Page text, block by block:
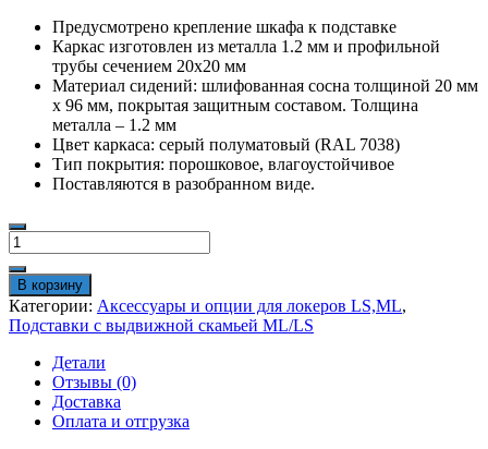
Предусмотрено крепление шкафа к подставке
Каркас изготовлен из металла 1.2 мм и профильной
трубы сечением 20х20 мм
Материал сидений: шлифованная сосна толщиной 20 мм
х 96 мм, покрытая защитным составом. Толщина
металла – 1.2 мм
Цвет каркаса: серый полуматовый (RAL 7038)
Тип покрытия: порошковое, влагоустойчивое
Поставляются в разобранном виде.
Количество
товара
Подставка
ML/LS-
21-
80
выдвижной
скамьей
ВСК
В корзину
Категории: Аксессуары и опции для локеров LS,ML,
Подставки с выдвижной скамьей ML/LS
Детали
Отзывы (0)
Доставка
Оплата и отгрузка